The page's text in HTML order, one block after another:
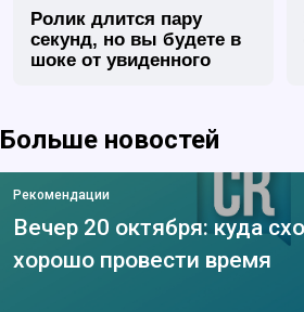
Ролик длится пару
секунд, но вы будете в
шоке от увиденного
Больше новостей
Рекомендации
Вечер 20 октября: куда
хорошо провести время